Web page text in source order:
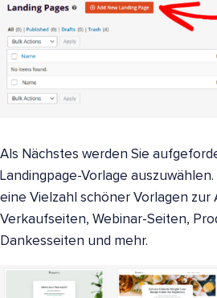
Als Nächstes werden Sie
Landingpage-Vorlage
eine Vielzahl schöner Vorlagen zur
Verkaufseiten, Webinar-Seiten,
Dankesseiten und mehr.